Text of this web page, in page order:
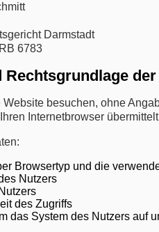
Darmstadt
6783
Rechtsgrundlage
besuchen, ohne
Internetbrowser
Browsertyp und die
Nutzers
des Zugriffs
das System des Nutzers auf